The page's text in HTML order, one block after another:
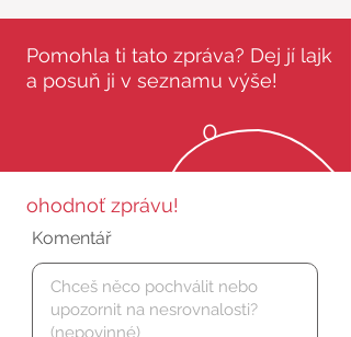
Pomohla ti tato zpráva? Dej jí lajk
a posuň ji v seznamu výše!
0
ohodnoť zprávu!
Komentář